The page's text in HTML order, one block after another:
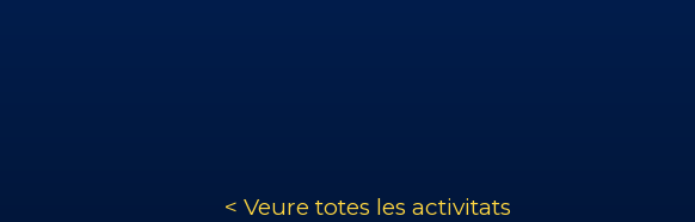
< Veure totes les activitats